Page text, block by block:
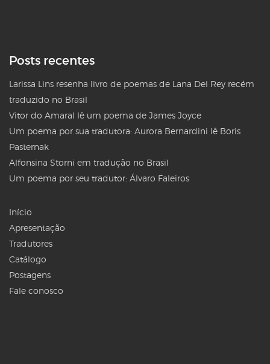
Posts recentes
Larissa Lins resenha livro de poemas de Lana Del Rey recém
traduzido no Brasil
Vitor do Amaral lê um poema de James Joyce
Um poema por sua tradutora: Aurora Bernardini lê Boris
Pasternak
Alfonsina Storni em tradução no Brasil
Um poema por seu tradutor: Álvaro Faleiros
Início
Apresentação
Tradutores
Catálogo
Postagens
Fale conosco